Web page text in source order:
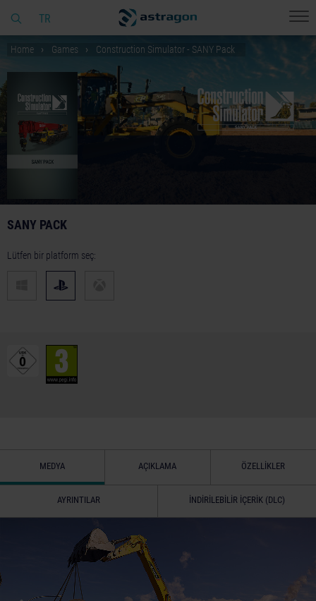
TR
Home Games Construction Simulator - SANY Pack
SANY PACK
Lütfen bir platform seç:
MEDYA AÇIKLAMA ÖZELLIKLER
AYRINTILAR İNDIRILEBILIR İÇERIK (DLC)